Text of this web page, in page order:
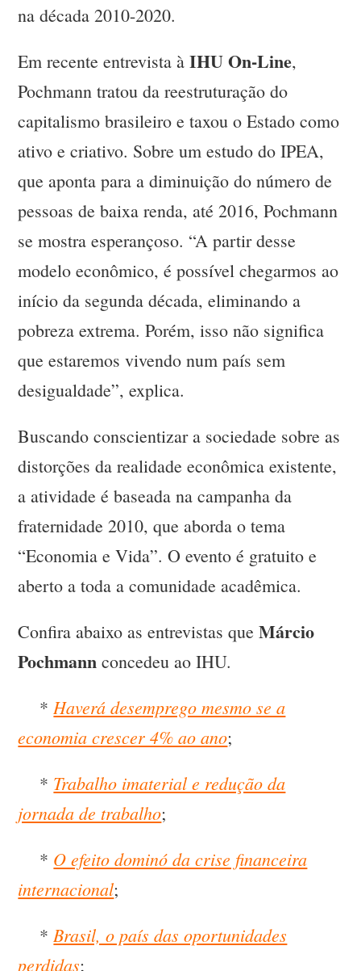
na década 2010-2020.
Em recente entrevista àIHU On-Line,
Pochmann tratou da reestruturação do
capitalismo brasileiro e taxou o Estado como
ativo e criativo. Sobre um estudo do IPEA,
que aponta para a diminuição do número de
pessoas de baixa renda, até 2016, Pochmann
se mostra esperançoso. “A partir desse
modelo econômico, é possível chegarmos ao
início da segunda década, eliminando a
pobreza extrema. Porém, isso não significa
que estaremos vivendo num país sem
desigualdade”, explica.
Buscando conscientizar a sociedade sobre as
distorções da realidade econômica existente,
a atividade é baseada na campanha da
fraternidade 2010, que aborda o tema
“Economia e Vida”. O evento é gratuito e
aberto a toda a comunidade acadêmica.
Confira abaixo as entrevistas queMárcio
Pochmann concedeu ao IHU.
*Haverá desemprego mesmo se a
economia crescer 4% ao ano;
* Trabalho imaterial e redução da
jornada de trabalho;
* O efeito dominó da crise financeira
internacional;
*Brasil, o país das oportunidades
perdidas;